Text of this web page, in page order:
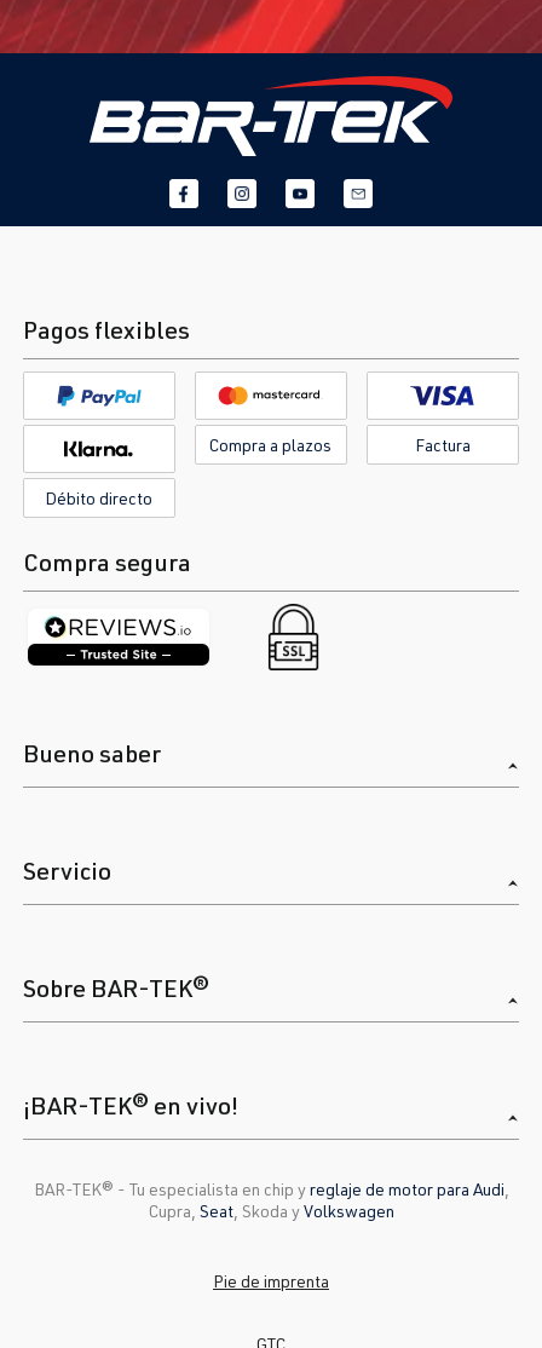
Pagos flexibles
Compra a plazos Factura
Débito directo
Compra segura
Bueno saber
Servicio
Sobre BAR-TEK®
¡BAR-TEK® en vivo!
BAR-TEK®️ - Tu especialista en chip yreglaje de motor para Audi
Cupra, Seat, Skoda yVolkswagen
Pie de imprenta